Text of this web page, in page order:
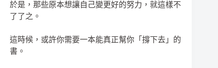
於是，那些原本想讓自己變更好的努力，就這樣不
了了之。
這時候，或許你需要一本能真正幫你「撐下去」的
書。